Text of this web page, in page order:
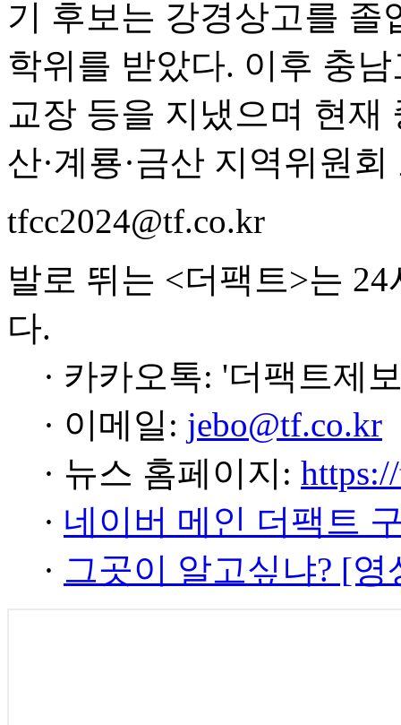
기 후보는 강경상고를
학위를 받았다. 이후 충
교장 등을 지냈으며 현
산·계룡·금산 지역위원
tfcc2024@tf.co.kr
발로 뛰는 <더팩트>는
다.
· 카카오톡: '더팩트제
· 이메일: jebo@tf.co.kr
· 뉴스 홈페이지:
· 네이버 메인 더팩트
· 그곳이 알고싶냐? [